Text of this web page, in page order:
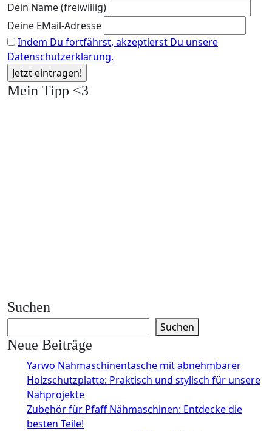
Dein Name (freiwillig)
Deine EMail-Adresse
Indem Du fortfährst, akzeptierst Du unsere
Datenschutzerklärung.
Mein Tipp <3
Suchen
Suchen
Neue Beiträge
Yarwo Nähmaschinentasche mit abnehmbarer
Holzschutzplatte: Praktisch und stylisch für unsere
Nähprojekte
Zubehör für Pfaff Nähmaschinen: Entdecke die
besten Teile!